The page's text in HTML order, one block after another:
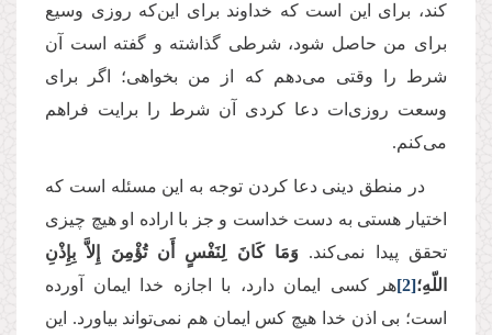
کند، برای این است که خداوند برای این‌که روزی وسیع
برای من حاصل شود، شرطی گذاشته و گفته است آن
شرط را وقتی می‌دهم که از من بخواهی؛ اگر برای
وسعت روزی‌ات دعا کردی آن شرط را برایت فراهم
می‌کنم.
در منطق دینی دعا کردن توجه به این مسئله است که
اختیار هستی به دست خداست و جز با اراده او هیچ چیزی
تحقق پیدا نمی‌کند. وَمَا كَانَ لِنَفْسٍ أَن تُؤْمِنَ إِلاَّ بِإِذْنِ
اللّهِ؛[2]هر کسی ایمان دارد، با اجازه خدا ایمان آورده
است؛ بی‌ اذن خدا هیچ کس ایمان هم نمی‌تواند بیاورد. این